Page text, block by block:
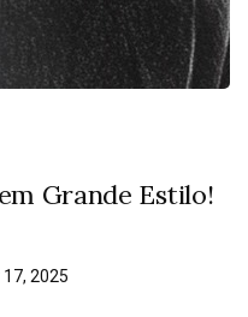
Grande Estilo!
2025